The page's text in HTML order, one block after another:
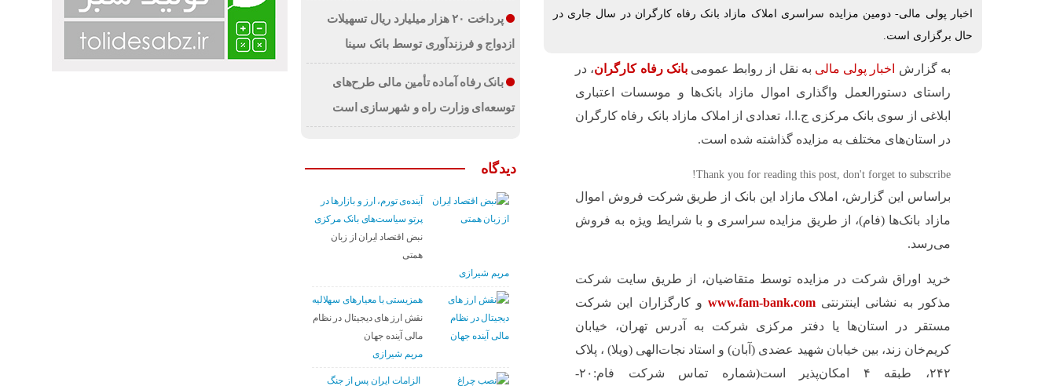
اخبار پولی مالی- دومین مزایده سراسری املاک مازاد بانک رفاه کارگران در سال جاری در
حال برگزاری است.
به گزارش اخبار پولی مالی به نقل از روابط عمومیبانک رفاه کارگران، در
راستای دستورالعمل واگذاری اموال مازاد بانک‌ها و موسسات اعتباری
ابلاغی از سوی بانک مرکزی ج.ا.ا، تعدادی از املاک مازاد بانک رفاه کارگران
در استان‌های مختلف به مزایده گذاشته شده است.
Thank you for reading this post, don't forget to subscribe!
براساس این گزارش، املاک مازاد این بانک از طریق شرکت فروش اموال
مازاد بانک‌ها (فام)، از طریق مزایده سراسری و با شرایط ویژه به فروش
می‌رسد.
خرید اوراق شرکت در مزایده توسط متقاضیان، از طریق سایت شرکت
مذکور به نشانی اینترنتیwww.fam-bank.com و کارگزاران این شرکت
مستقر در استان‌ها یا دفتر مرکزی شرکت به آدرس تهران، خیابان
کریم‌خان زند، بین خیابان شهید عضدی (آبان) و استاد نجات‌الهی (ویلا) ، پلاک
۲۴۲، طبقه ۴ امکان‌پذیر است(شماره تماس شرکت فام:۲۰-
پرداخت ۲۰ هزار میلیارد ریال تسهیلات
ازدواج و فرزند‌آوری توسط بانک سینا
بانک رفاه آماده تأمین مالی طرح‌های
توسعه‌ای وزارت راه و شهرسازی است
دیدگاه
آینده‌ی تورم، ارز و بازارها در
پرتو سیاست‌های بانک مرکزی
نبض اقتصاد ایران از زبان
همتی
مریم شیرازی
همزیستی با معیارهای سهلالیه
نقش ارز های دیجیتال در نظام
مالی آینده جهان
مریم شیرازی
الزامات ایران پس از جنگ